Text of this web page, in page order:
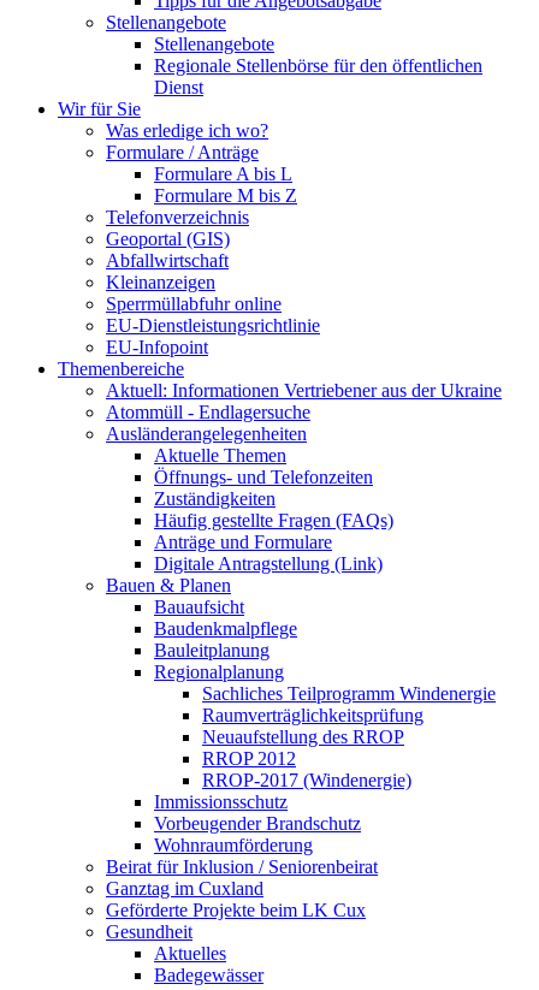
Stellenangebote
Stellenangebote
Regionale Stellenbörse für den öffentlichen
Dienst
Wir für Sie
Was erledige ich wo?
Formulare / Anträge
Formulare A bis L
Formulare M bis Z
Telefonverzeichnis
Geoportal (GIS)
Abfallwirtschaft
Kleinanzeigen
Sperrmüllabfuhr online
EU-Dienstleistungsrichtlinie
EU-Infopoint
Themenbereiche
Aktuell: Informationen Vertriebener aus der Ukraine
Atommüll - Endlagersuche
Ausländerangelegenheiten
Aktuelle Themen
Öffnungs- und Telefonzeiten
Zuständigkeiten
Häufig gestellte Fragen (FAQs)
Anträge und Formulare
Digitale Antragstellung (Link)
Bauen & Planen
Bauaufsicht
Baudenkmalpflege
Bauleitplanung
Regionalplanung
Sachliches Teilprogramm Windenergie
Raumverträglichkeitsprüfung
Neuaufstellung des RROP
RROP 2012
RROP-2017 (Windenergie)
Immissionsschutz
Vorbeugender Brandschutz
Wohnraumförderung
Beirat für Inklusion / Seniorenbeirat
Ganztag im Cuxland
Geförderte Projekte beim LK Cux
Gesundheit
Aktuelles
Badegewässer